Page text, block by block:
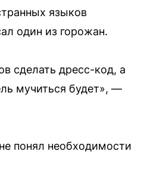
языков
один из горожан.
сделать дресс-код, а
мучиться будет», —
понял необходимости